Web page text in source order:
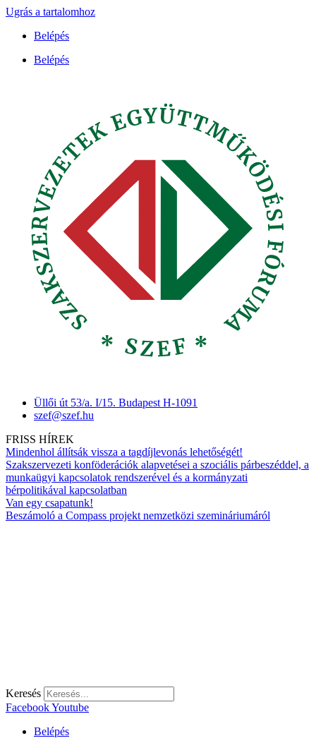
Ugrás a tartalomhoz
Belépés
Belépés
Üllői út 53/a. I/15. Budapest H-1091
szef@szef.hu
FRISS HÍREK
Mindenhol állítsák vissza a tagdíjlevonás lehetőségét!
Szakszervezeti konföderációk alapvetései a szociális párbeszéddel, a
munkaügyi kapcsolatok rendszerével és a kormányzati
bérpolitikával kapcsolatban
Van egy csapatunk!
Beszámoló a Compass projekt nemzetközi szemináriumáról
Keresés
FacebookYoutube
Belépés